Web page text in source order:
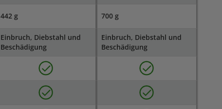
442 g 700 g
Einbruch, Diebstahl und
Beschädigung
Einbruch, Diebstahl und
Beschädigung